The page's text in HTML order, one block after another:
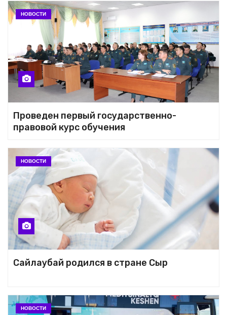
НОВОСТИ
Проведен первый государственно-
правовой курс обучения
НОВОСТИ
Сайлаубай родился в стране Сыр
НОВОСТИ